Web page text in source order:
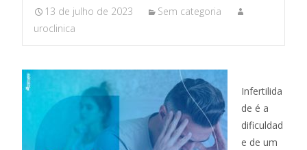
13 de julho de 2023
Sem categoria
uroclinica
Infertilida
de é a
dificuldad
e de um